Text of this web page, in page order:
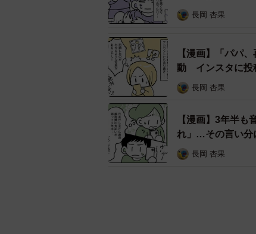
無視されているとのこと。
また、不貞行為の慰謝料や養育費
常でも切り詰めた生活を送って
望んだ選択肢にもかかわらず、周
い思いのAさんなのです。
長岡 杏果
【漫画】「パパ
動 インスタに投
長岡 杏果
【漫画】3年半も
れ」…その言い分
長岡 杏果